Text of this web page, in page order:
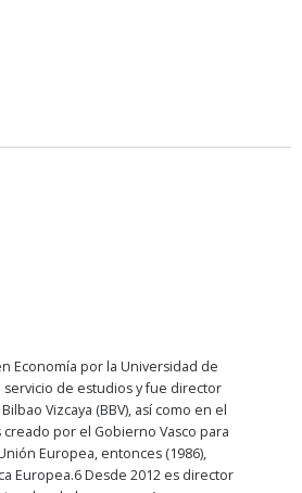
Economía por la Universidad de
servicio de estudios y fue director
Vizcaya (BBV), así como en el
por el Gobierno Vasco para
Europea, entonces (1986),
Europea.6​ Desde 2012 es director